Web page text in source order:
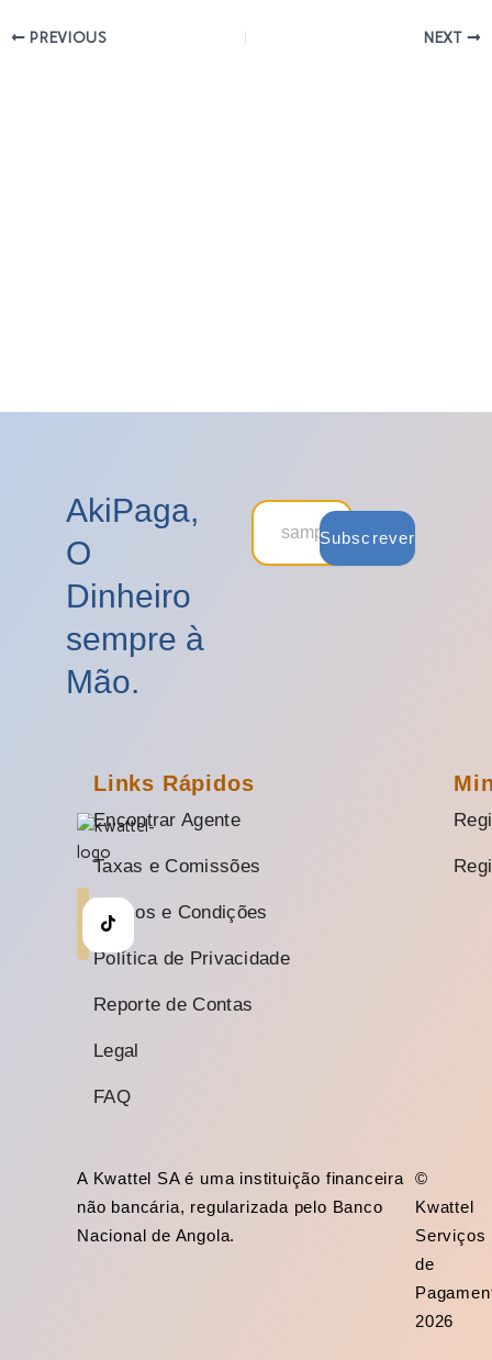
PREVIOUS NEXT
AkiPaga,
O
Dinheiro
sempre à
Mão.
Subscrever
Links Rápidos
Encontrar Agente
Taxas e Comissões
Termos e Condições
Política de Privacidade
Reporte de Contas
Legal
FAQ
A Kwattel SA é uma instituição financeira
não bancária, regularizada pelo Banco
Nacional de Angola.
©
Kwattel
Serviços
de
2026